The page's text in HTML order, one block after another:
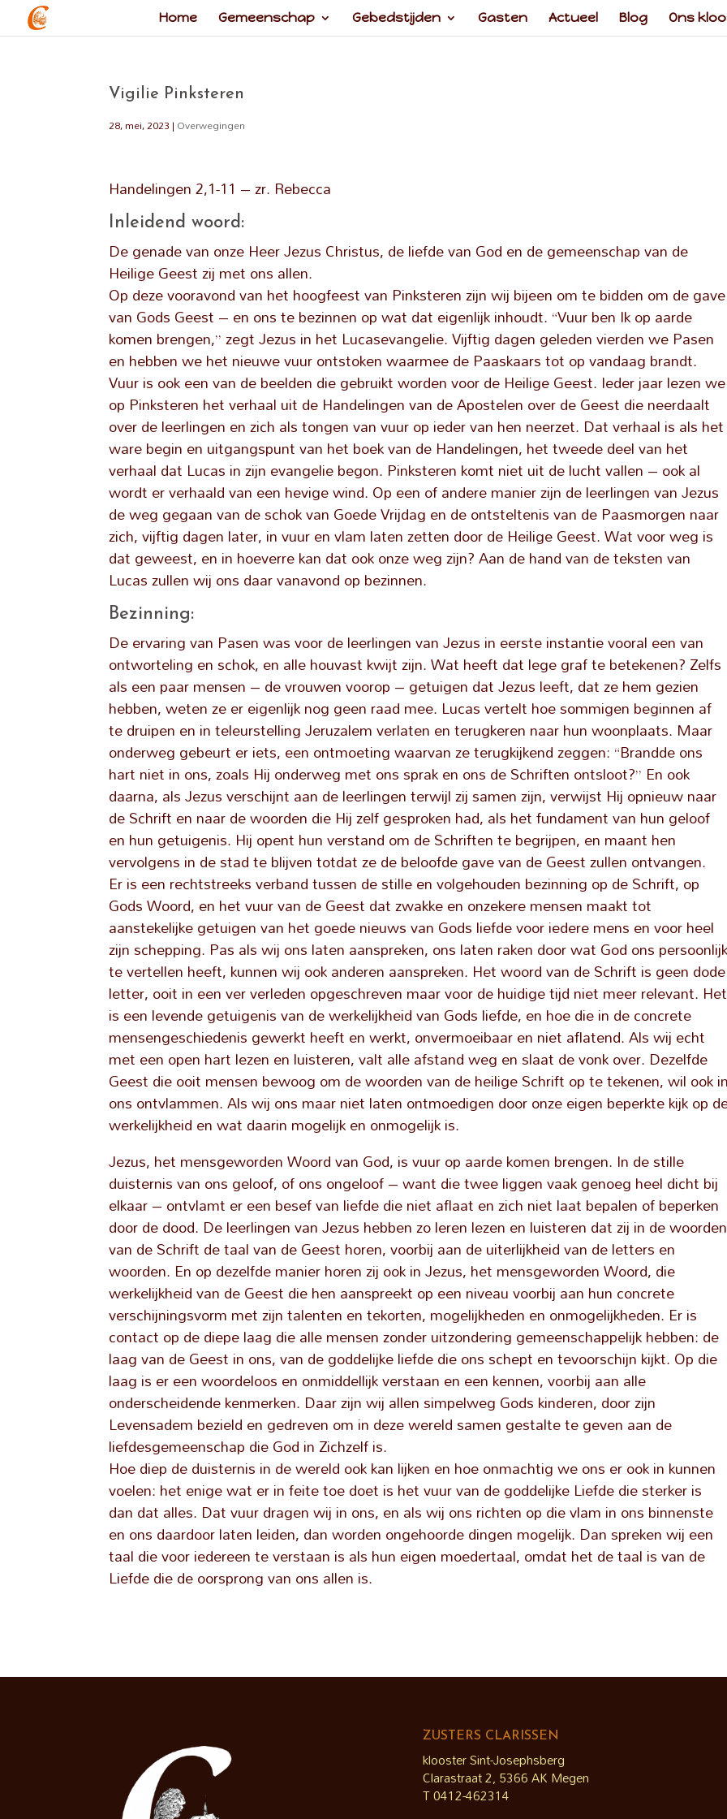
Home Gemeenschap Gebedstijden Gasten Actueel Blog Ons
Vigilie Pinksteren
28, mei, 2023 | Overwegingen
Handelingen 2,1-11 – zr. Rebecca
Inleidend woord:
De genade van onze Heer Jezus Christus, de liefde van God en de gemeenschap van de
Heilige Geest zij met ons allen.
Op deze vooravond van het hoogfeest van Pinksteren zijn wij bijeen om te bidden om de gave
van Gods Geest – en ons te bezinnen op wat dat eigenlijk inhoudt. “Vuur ben Ik op aarde
komen brengen,” zegt Jezus in het Lucasevangelie. Vijftig dagen geleden vierden we Pasen
en hebben we het nieuwe vuur ontstoken waarmee de Paaskaars tot op vandaag brandt.
Vuur is ook een van de beelden die gebruikt worden voor de Heilige Geest. Ieder jaar lezen we
op Pinksteren het verhaal uit de Handelingen van de Apostelen over de Geest die neerdaalt
over de leerlingen en zich als tongen van vuur op ieder van hen neerzet. Dat verhaal is als het
ware begin en uitgangspunt van het boek van de Handelingen, het tweede deel van het
verhaal dat Lucas in zijn evangelie begon. Pinksteren komt niet uit de lucht vallen – ook al
wordt er verhaald van een hevige wind. Op een of andere manier zijn de leerlingen van Jezus
de weg gegaan van de schok van Goede Vrijdag en de ontsteltenis van de Paasmorgen naar
zich, vijftig dagen later, in vuur en vlam laten zetten door de Heilige Geest. Wat voor weg is
dat geweest, en in hoeverre kan dat ook onze weg zijn? Aan de hand van de teksten van
Lucas zullen wij ons daar vanavond op bezinnen.
Bezinning:
De ervaring van Pasen was voor de leerlingen van Jezus in eerste instantie vooral een van
ontworteling en schok, en alle houvast kwijt zijn. Wat heeft dat lege graf te betekenen? Zelfs
als een paar mensen – de vrouwen voorop – getuigen dat Jezus leeft, dat ze hem gezien
hebben, weten ze er eigenlijk nog geen raad mee. Lucas vertelt hoe sommigen beginnen af
te druipen en in teleurstelling Jeruzalem verlaten en terugkeren naar hun woonplaats. Maar
onderweg gebeurt er iets, een ontmoeting waarvan ze terugkijkend zeggen: “Brandde ons
hart niet in ons, zoals Hij onderweg met ons sprak en ons de Schriften ontsloot?” En ook
daarna, als Jezus verschijnt aan de leerlingen terwijl zij samen zijn, verwijst Hij opnieuw naar
de Schrift en naar de woorden die Hij zelf gesproken had, als het fundament van hun geloof
en hun getuigenis. Hij opent hun verstand om de Schriften te begrijpen, en maant hen
vervolgens in de stad te blijven totdat ze de beloofde gave van de Geest zullen ontvangen.
Er is een rechtstreeks verband tussen de stille en volgehouden bezinning op de Schrift, op
Gods Woord, en het vuur van de Geest dat zwakke en onzekere mensen maakt tot
aanstekelijke getuigen van het goede nieuws van Gods liefde voor iedere mens en voor heel
zijn schepping. Pas als wij ons laten aanspreken, ons laten raken door wat God ons
te vertellen heeft, kunnen wij ook anderen aanspreken. Het woord van de Schrift is geen dode
letter, ooit in een ver verleden opgeschreven maar voor de huidige tijd niet meer relevant. Het
is een levende getuigenis van de werkelijkheid van Gods liefde, en hoe die in de concrete
mensengeschiedenis gewerkt heeft en werkt, onvermoeibaar en niet aflatend. Als wij echt
met een open hart lezen en luisteren, valt alle afstand weg en slaat de vonk over. Dezelfde
Geest die ooit mensen bewoog om de woorden van de heilige Schrift op te tekenen, wil ook
ons ontvlammen. Als wij ons maar niet laten ontmoedigen door onze eigen beperkte kijk op
werkelijkheid en wat daarin mogelijk en onmogelijk is.
Jezus, het mensgeworden Woord van God, is vuur op aarde komen brengen. In de stille
duisternis van ons geloof, of ons ongeloof – want die twee liggen vaak genoeg heel dicht bij
elkaar – ontvlamt er een besef van liefde die niet aflaat en zich niet laat bepalen of beperken
door de dood. De leerlingen van Jezus hebben zo leren lezen en luisteren dat zij in de woorden
van de Schrift de taal van de Geest horen, voorbij aan de uiterlijkheid van de letters en
woorden. En op dezelfde manier horen zij ook in Jezus, het mensgeworden Woord, die
werkelijkheid van de Geest die hen aanspreekt op een niveau voorbij aan hun concrete
verschijningsvorm met zijn talenten en tekorten, mogelijkheden en onmogelijkheden. Er is
contact op de diepe laag die alle mensen zonder uitzondering gemeenschappelijk hebben: de
laag van de Geest in ons, van de goddelijke liefde die ons schept en tevoorschijn kijkt. Op die
laag is er een woordeloos en onmiddellijk verstaan en een kennen, voorbij aan alle
onderscheidende kenmerken. Daar zijn wij allen simpelweg Gods kinderen, door zijn
Levensadem bezield en gedreven om in deze wereld samen gestalte te geven aan de
liefdesgemeenschap die God in Zichzelf is.
Hoe diep de duisternis in de wereld ook kan lijken en hoe onmachtig we ons er ook in kunnen
voelen: het enige wat er in feite toe doet is het vuur van de goddelijke Liefde die sterker is
dan dat alles. Dat vuur dragen wij in ons, en als wij ons richten op die vlam in ons binnenste
en ons daardoor laten leiden, dan worden ongehoorde dingen mogelijk. Dan spreken wij een
taal die voor iedereen te verstaan is als hun eigen moedertaal, omdat het de taal is van de
Liefde die de oorsprong van ons allen is.
ZUSTERS CLARISSEN
klooster Sint-Josephsberg
Clarastraat 2, 5366 AK Megen
T 0412-462314